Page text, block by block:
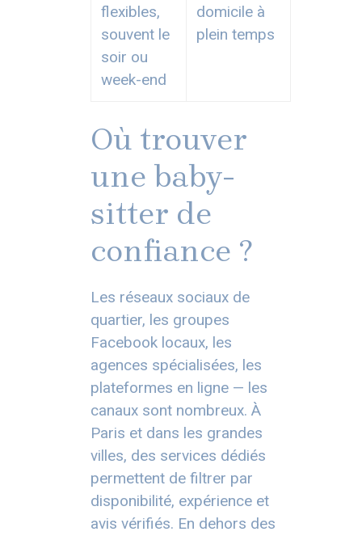
flexibles,
souvent le
soir ou
week-end
domicile à
plein temps
Où trouver
une baby-
sitter de
confiance ?
Les réseaux sociaux de
quartier, les groupes
Facebook locaux, les
agences spécialisées, les
plateformes en ligne — les
canaux sont nombreux. À
Paris et dans les grandes
villes, des services dédiés
permettent de filtrer par
disponibilité, expérience et
avis vérifiés. En dehors des